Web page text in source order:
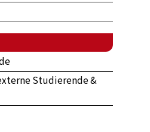
Studierende &